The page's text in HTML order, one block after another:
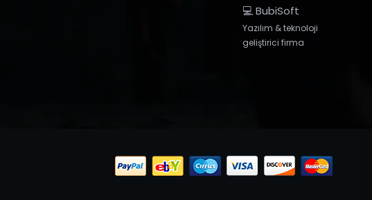
💻 BubiSoft
Yazılım & teknoloji
geliştirici firma